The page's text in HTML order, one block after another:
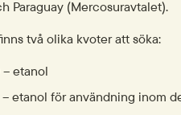
Paraguay (Mercosuravtalet).
två olika kvoter att söka:
etanol
etanol för användning inom